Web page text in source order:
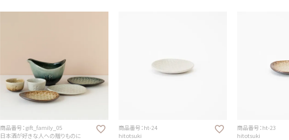
商品番号：gift_family_05
日本酒が好きな人への贈りものに
商品番号：ht-24
hitotsuki
商品番号：ht-23
hitotsuki